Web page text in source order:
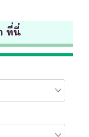
ที่นี่